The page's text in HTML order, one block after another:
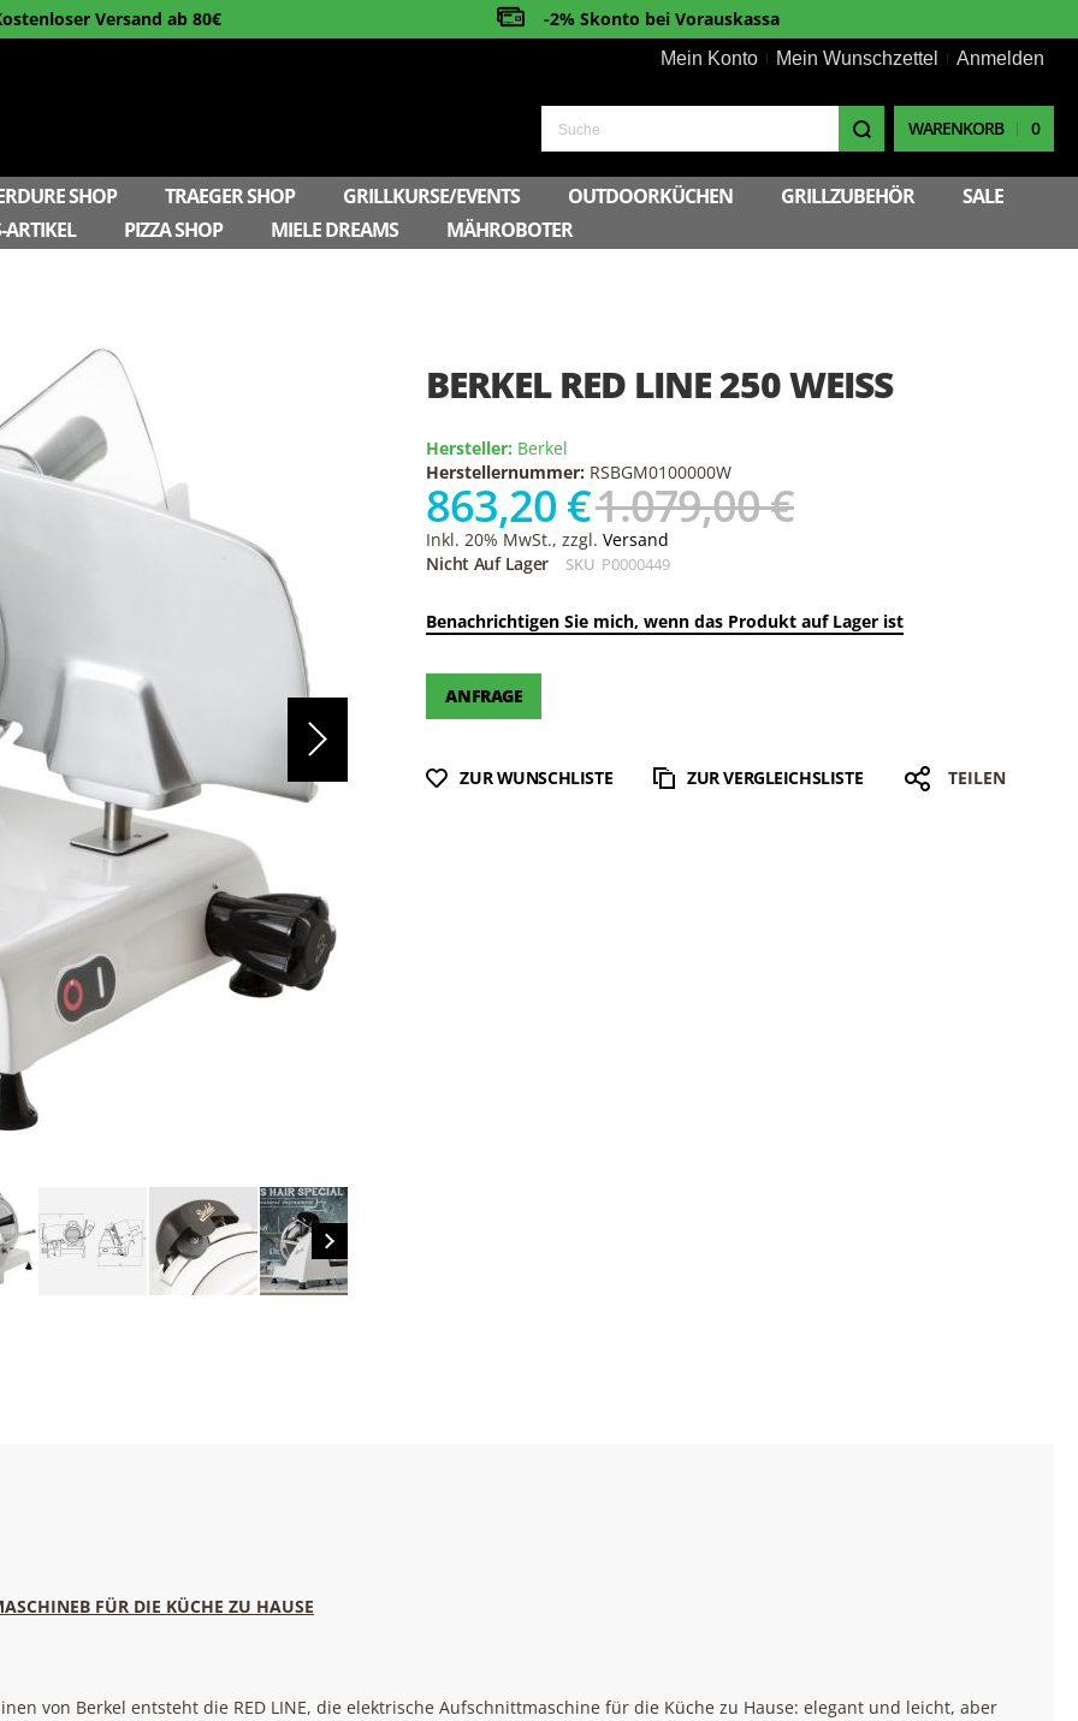
Versand ab 80€ -2% Skonto bei Vorauskassa
Mein Konto Mein Wunschzettel Anmelden
WARENKORB 0
SHOP TRAEGER SHOP GRILLKURSE/EVENTS OUTDOORKÜCHEN GRILLZUBEHÖR
SALE
ARTIKEL PIZZA SHOP MIELE DREAMS MÄHROBOTER
BERKEL RED LINE 250 WEISS
Hersteller: Berkel
Herstellernummer: RSBGM0100000W
863,20 €1.079,00 €
Inkl. 20% MwSt., zzgl.Versand
Nicht Auf Lager
SKU P0000449
Benachrichtigen Sie mich, wenn das Produkt auf Lager ist
ANFRAGE
ZUR WUNSCHLISTE ZUR VERGLEICHSLISTE TEILEN
FÜR DIE KÜCHE ZU HAUSE
von Berkel entsteht die RED LINE, die elektrische Aufschnittmaschine für die Küche zu Hause: elegant und leicht, aber